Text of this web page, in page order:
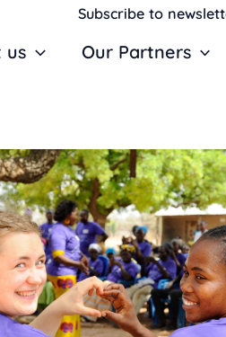
Subscribe to
us Our Partners